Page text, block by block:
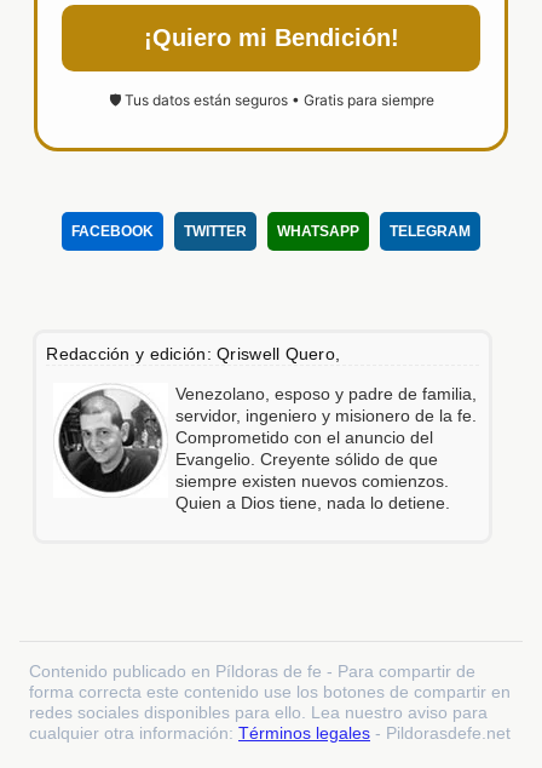
¡Quiero mi Bendición!
🛡️ Tus datos están seguros • Gratis para siempre
FACEBOOK TWITTER WHATSAPP TELEGRAM
Redacción y edición: Qriswell Quero,
Venezolano, esposo y padre de familia,
servidor, ingeniero y misionero de la fe.
Comprometido con el anuncio del
Evangelio. Creyente sólido de que
siempre existen nuevos comienzos.
Quien a Dios tiene, nada lo detiene.
Contenido publicado en Píldoras de fe - Para compartir de
forma correcta este contenido use los botones de compartir en
redes sociales disponibles para ello. Lea nuestro aviso para
cualquier otra información: Términos legales - Pildorasdefe.net